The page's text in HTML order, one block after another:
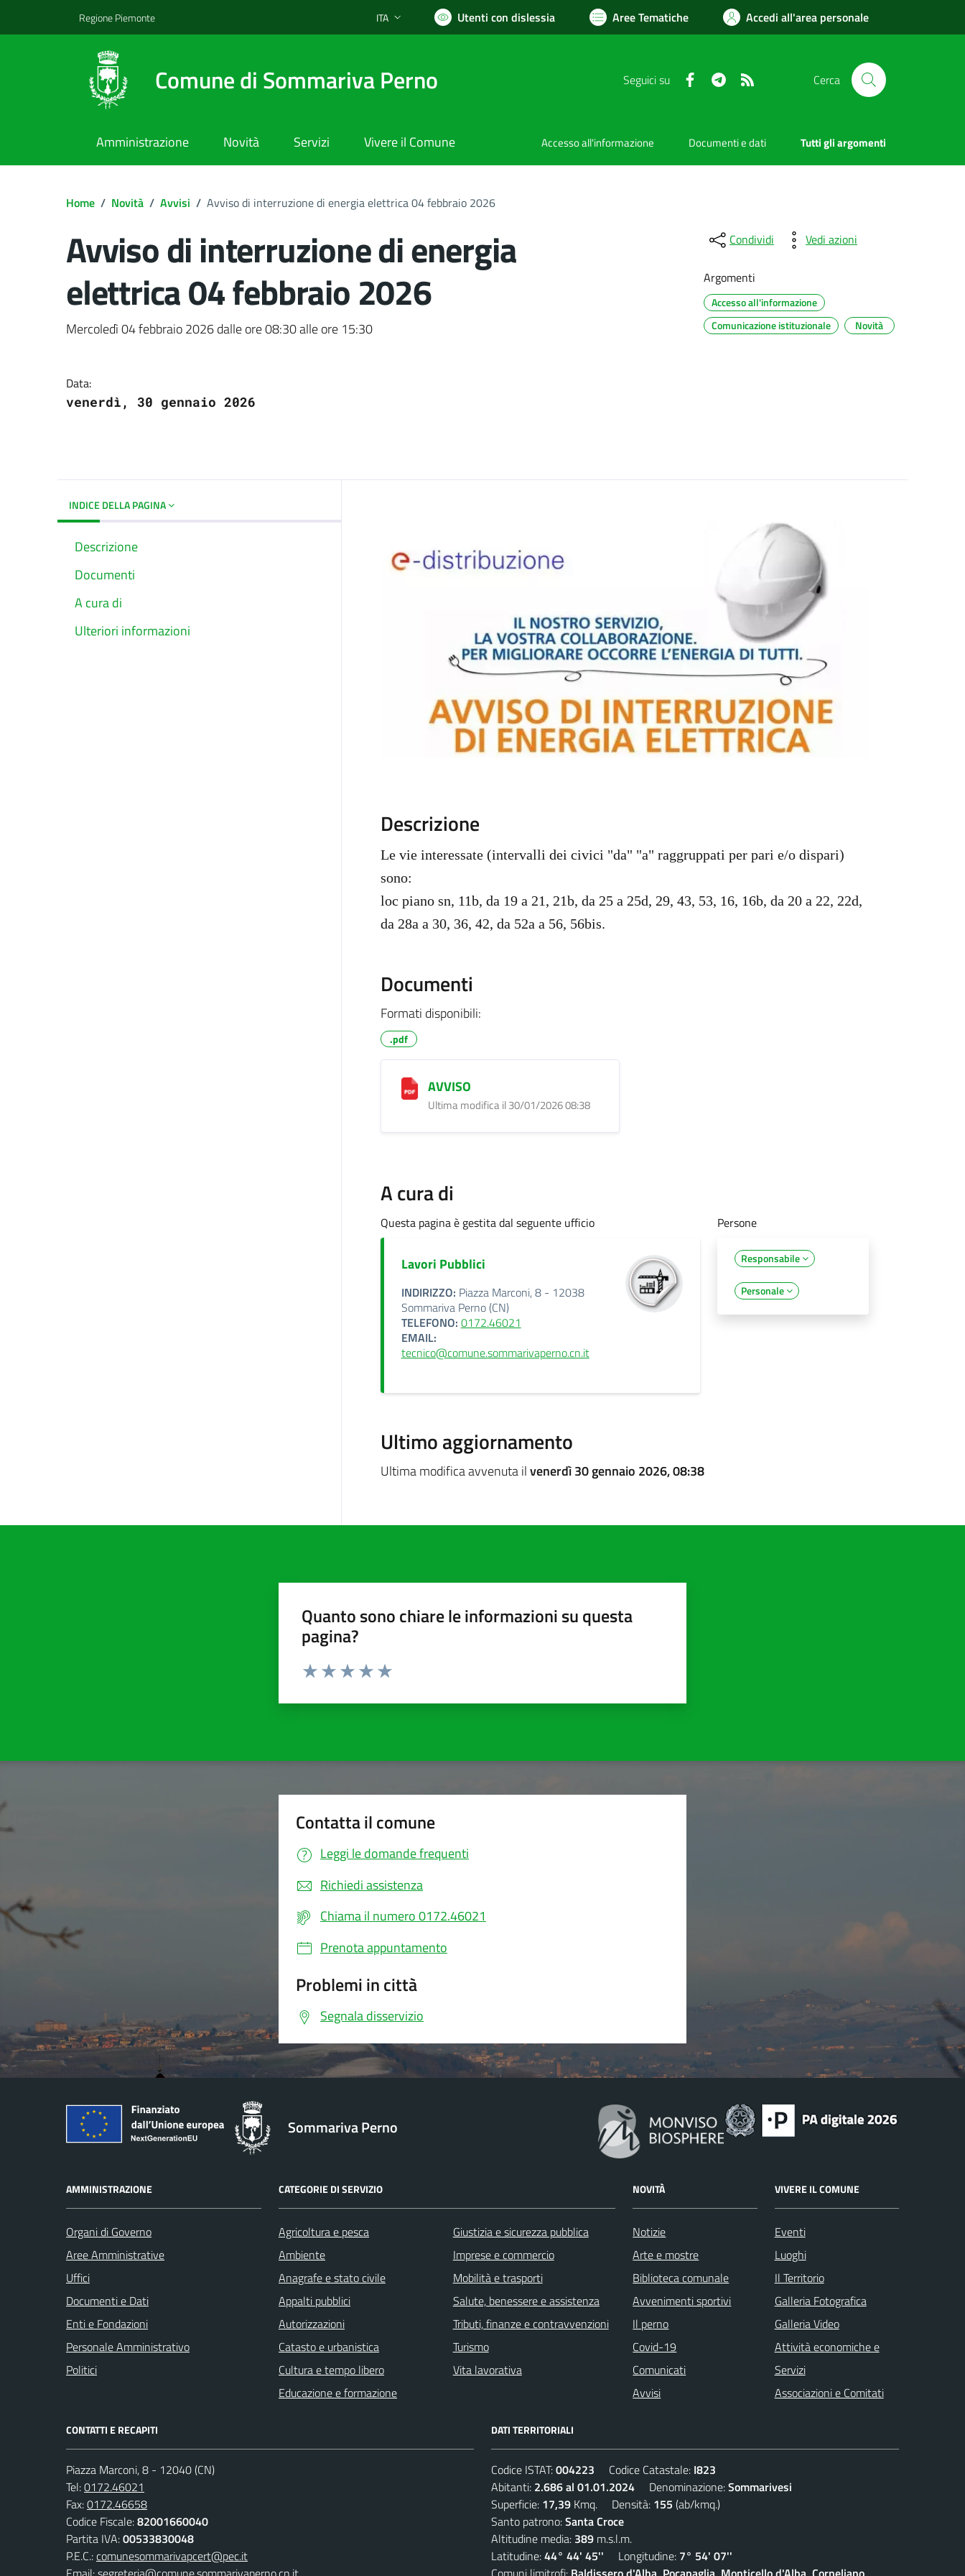
Regione Piemonte Lingua attiva:
ITA Utenti con dislessia Aree Tematiche Accedi all'area personale
Comune di Sommariva Perno Seguici su FacebookTelegram Cerca
Amministrazione Novità Servizi Vivere il Comune Accesso all'informazione Documenti e dati Tutti gli argomenti
Home / Novità / Avvisi / Avviso di interruzione di energia elettrica 04 febbraio 2026
Avviso di interruzione di energia
elettrica 04 febbraio 2026
Dettagli del documento
Mercoledì 04 febbraio 2026 dalle ore 08:30 alle ore 15:30
Data:
venerdì, 30 gennaio 2026
Condividi Vedi azioni
Argomenti
Accesso all'informazione
Comunicazione istituzionale
Novità
INDICE DELLA PAGINA
Descrizione
Documenti
A cura di
Ulteriori informazioni
Descrizione
Le vie interessate (intervalli dei civici "da" "a" raggruppati per pari e/o dispari)
sono:
loc piano sn, 11b, da 19 a 21, 21b, da 25 a 25d, 29, 43, 53, 16, 16b, da 20 a 22, 22d,
da 28a a 30, 36, 42, da 52a a 56, 56bis.
Documenti
Formati disponibili:
.pdf
AVVISO
Ultima modifica il 30/01/2026 08:38
A cura di
Questa pagina è gestita dal seguente ufficio
Lavori Pubblici
INDIRIZZO: Piazza Marconi, 8 - 12038
Sommariva Perno (CN)
TELEFONO: 0172.46021
EMAIL:
tecnico@comune.sommarivaperno.cn.it
Persone
Responsabile
Personale
Ultimo aggiornamento
Ultima modifica avvenuta ilvenerdì 30 gennaio 2026, 08:38
Quanto sono chiare le informazioni su questa
pagina?
Valuta da 1 a 5 stelle la pagina
Contatta il comune
Leggi le domande frequenti
Richiedi assistenza
Chiama il numero 0172.46021
Prenota appuntamento
Problemi in città
Segnala disservizio
Sommariva Perno
AMMINISTRAZIONE
Organi di Governo
Aree Amministrative
Uffici
Documenti e Dati
Enti e Fondazioni
Personale Amministrativo
Politici
CATEGORIE DI SERVIZIO
Agricoltura e pesca
Ambiente
Anagrafe e stato civile
Appalti pubblici
Autorizzazioni
Catasto e urbanistica
Cultura e tempo libero
Educazione e formazione
Giustizia e sicurezza pubblica
Imprese e commercio
Mobilità e trasporti
Salute, benessere e assistenza
Tributi, finanze e contravvenzioni
Turismo
Vita lavorativa
NOVITÀ
Notizie
Arte e mostre
Biblioteca comunale
Avvenimenti sportivi
Il perno
Covid-19
Comunicati
Avvisi
VIVERE IL COMUNE
Eventi
Luoghi
Il Territorio
Galleria Fotografica
Galleria Video
Attività economiche e
Servizi
Associazioni e Comitati
CONTATTI E RECAPITI
Piazza Marconi, 8 - 12040 (CN)
Tel:0172.46021
Fax:0172.46658
Codice Fiscale:82001660040
Partita IVA:00533830048
P.E.C.:comunesommarivapcert@pec.it
DATI TERRITORIALI
Codice ISTAT:004223 Codice Catastale: I823
Abitanti: 2.686 al 01.01.2024 Denominazione:Sommarivesi
Superficie: 17,39 Kmq. Densità: 155 (ab/kmq.)
Santo patrono:Santa Croce
Altitudine media: 389 m.s.l.m.
Latitudine:44° 44' 45'' Longitudine: 7° 54' 07''